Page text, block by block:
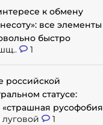
к обмену
все элементы
быстро
1
российской
статусе:
«страшная русофобия
луговой 1